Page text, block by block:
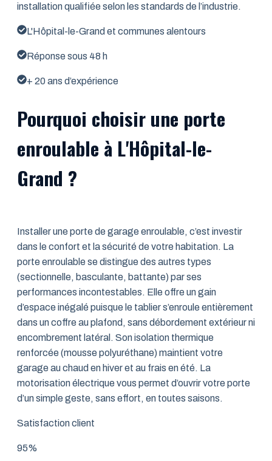
installation qualifiée selon les standards de l’industrie.
L'Hôpital-le-Grand et communes alentours
Réponse sous 48 h
+ 20 ans d’expérience
Pourquoi choisir une porte
enroulable à L'Hôpital-le-
Grand ?
Installer une porte de garage enroulable, c’est investir
dans le confort et la sécurité de votre habitation. La
porte enroulable se distingue des autres types
(sectionnelle, basculante, battante) par ses
performances incontestables. Elle offre un gain
d’espace inégalé puisque le tablier s’enroule entièrement
dans un coffre au plafond, sans débordement extérieur ni
encombrement latéral. Son isolation thermique
renforcée (mousse polyuréthane) maintient votre
garage au chaud en hiver et au frais en été. La
motorisation électrique vous permet d’ouvrir votre porte
d’un simple geste, sans effort, en toutes saisons.
Satisfaction client
95%